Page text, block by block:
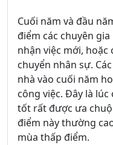
Cuối năm và đầu
điểm các chuyên
nhận việc mới, hoặc
chuyển nhân sự.
nhà vào cuối năm
công việc. Đây là lúc
tốt rất được ưa
điểm này thường
mùa thấp điểm.